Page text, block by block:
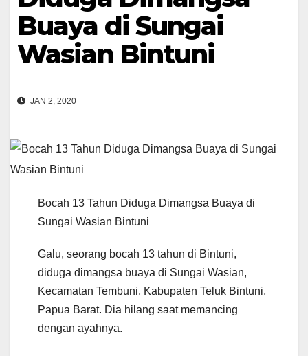
Buaya di Sungai
Wasian Bintuni
JAN 2, 2020
Bocah 13 Tahun Diduga Dimangsa Buaya di
Sungai Wasian Bintuni
Galu, seorang bocah 13 tahun di Bintuni,
diduga dimangsa buaya di Sungai Wasian,
Kecamatan Tembuni, Kabupaten Teluk Bintuni,
Papua Barat. Dia hilang saat memancing
dengan ayahnya.